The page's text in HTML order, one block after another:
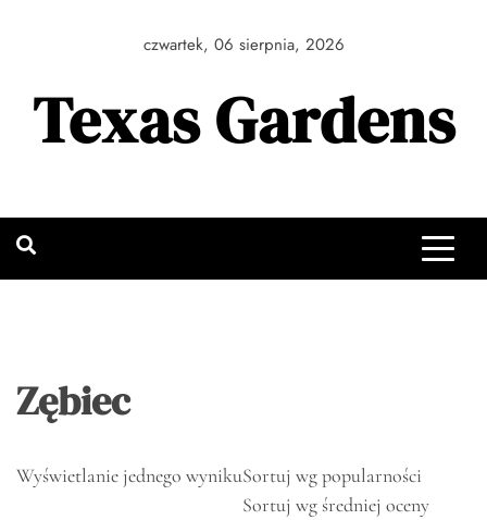
czwartek, 06 sierpnia, 2026
Texas Gardens
Zębiec
Wyświetlanie jednego wynikuSortuj wg popularności
Sortuj wg średniej oceny